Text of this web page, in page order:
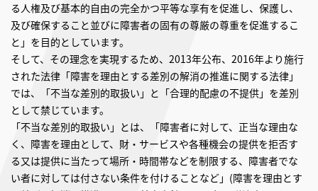
る人権及び基本的自由の完全かつ平等な享有を促進し、保護し、
及び確保すること並びに障害者の固有の尊厳の尊重を促進するこ
と」を目的としています。
そして、その理念を実現するため、2013年公布、2016年より施行
された法律「障害を理由とする差別の解消の推進に関する法律」
では、「不当な差別的取扱い」と「合理的配慮の不提供」を差別
として禁じています。
「不当な差別的取扱い」とは、「障害者に対して、正当な理由な
く、障害を理由として、財・サービスや各種機会の提供を拒否す
る又は提供に当たって場所・時間帯などを制限する、障害者でな
い者に対しては付さない条件を付けることなど」(障害を理由とす